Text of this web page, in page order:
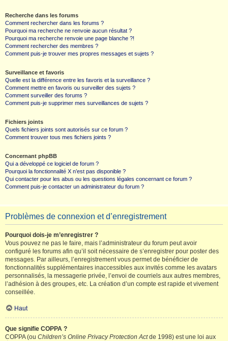
Recherche dans les forums
Comment rechercher dans les forums ?
Pourquoi ma recherche ne renvoie aucun résultat ?
Pourquoi ma recherche renvoie une page blanche ?!
Comment rechercher des membres ?
Comment puis-je trouver mes propres messages et sujets ?
Surveillance et favoris
Quelle est la différence entre les favoris et la surveillance ?
Comment mettre en favoris ou surveiller des sujets ?
Comment surveiller des forums ?
Comment puis-je supprimer mes surveillances de sujets ?
Fichiers joints
Quels fichiers joints sont autorisés sur ce forum ?
Comment trouver tous mes fichiers joints ?
Concernant phpBB
Qui a développé ce logiciel de forum ?
Pourquoi la fonctionnalité X n’est pas disponible ?
Qui contacter pour les abus ou les questions légales concernant ce forum ?
Comment puis-je contacter un administrateur du forum ?
Problèmes de connexion et d’enregistrement
Pourquoi dois-je m’enregistrer ?
Vous pouvez ne pas le faire, mais l’administrateur du forum peut avoir
configuré les forums afin qu’il soit nécessaire de s’enregistrer pour poster des
messages. Par ailleurs, l’enregistrement vous permet de bénéficier de
fonctionnalités supplémentaires inaccessibles aux invités comme les avatars
personnalisés, la messagerie privée, l’envoi de courriels aux autres membres,
l’adhésion à des groupes, etc. La création d’un compte est rapide et vivement
conseillée.
Haut
Que signifie COPPA ?
COPPA (ou Children’s Online Privacy Protection Actde 1998) est une loi aux